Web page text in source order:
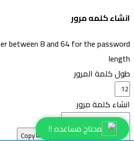
محتاج مساعده !!
انشاء كلمه مرور
between 8 and 64 for the password
length
طول كلمة المرور
انشاء كلمة مرور
انشاء كلمه مرور جديده Copy